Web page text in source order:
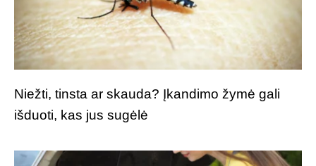
Niežti, tinsta ar skauda? Įkandimo žymė gali
išduoti, kas jus sugėlė